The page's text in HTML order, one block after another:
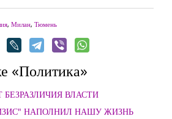
, Милан, Тюмень
«Политика»
ВЛАСТИ
НАПОЛНИЛ НАШУ ЖИЗНЬ